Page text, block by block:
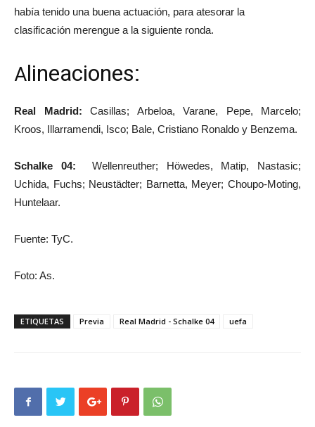
había tenido una buena actuación, para atesorar la
clasificación merengue a la siguiente ronda.
Alineaciones:
Real Madrid: Casillas; Arbeloa, Varane, Pepe, Marcelo;
Kroos, Illarramendi, Isco; Bale, Cristiano Ronaldo y Benzema.
Schalke 04: Wellenreuther; Höwedes, Matip, Nastasic;
Uchida, Fuchs; Neustädter; Barnetta, Meyer; Choupo-Moting,
Huntelaar.
Fuente: TyC.
Foto: As.
ETIQUETAS Previa Real Madrid - Schalke 04 uefa